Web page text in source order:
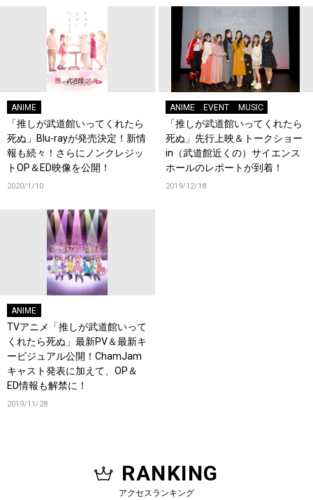
ANIME
「推しが武道館いってくれたら
死ぬ」Blu-rayが発売決定！新情
報も続々！さらにノンクレジッ
トOP＆ED映像を公開！
2020/1/10
ANIME EVENT MUSIC
「推しが武道館いってくれたら
死ぬ」先行上映＆トークショー
in（武道館近くの）サイエンス
ホールのレポートが到着！
2019/12/18
ANIME
TVアニメ「推しが武道館いって
くれたら死ぬ」最新PV＆最新キ
ービジュアル公開！ChamJam
キャスト発表に加えて、OP＆
ED情報も解禁に！
2019/11/28
RANKING
アクセスランキング